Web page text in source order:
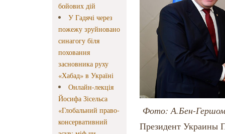
бойових дій
У Гадячі через
пожежу зруйновано
синагогу біля
поховання
засновника руху
«Хабад» в Україні
Онлайн-лекція
Йосифа Зісельса
«Глобальний право-
консервативний
Фото: А.Бен-Гершом
Президент Украины